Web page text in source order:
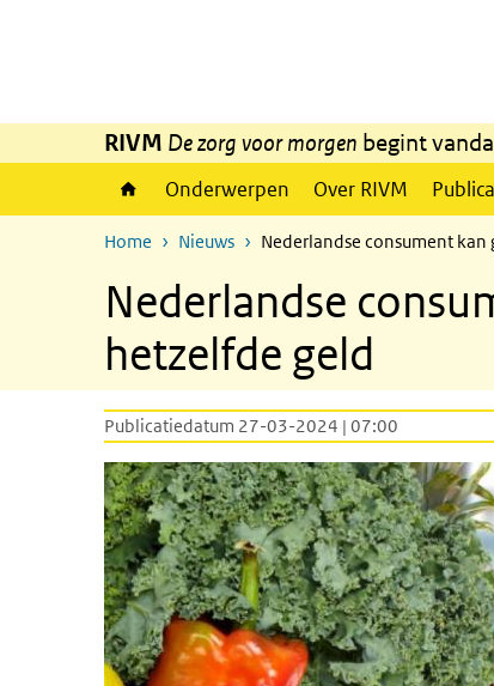
RIVM De zorg voor morgen begint
Onderwerpen Over RIVM
Home Nieuws Nederlandse consument
Nederlandse
hetzelfde geld
Publicatiedatum 27-03-2024 | 07:00